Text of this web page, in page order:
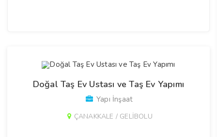
Doğal Taş Ev Ustası ve Taş Ev Yapımı
Yapı İnşaat
ÇANAKKALE / GELİBOLU